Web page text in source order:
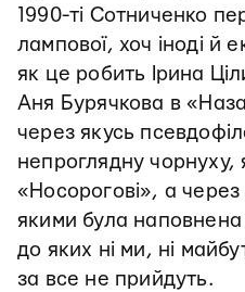
1990-ті Сотниченко
лампової, хоч іноді й
як це робить Ірина
Аня Бурячкова в
через якусь
непроглядну
«Носорогові», а
якими була
до яких ні ми, ні
за все не прийдуть.